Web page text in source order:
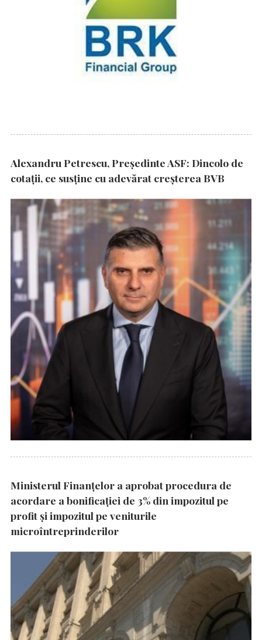
Alexandru Petrescu, Președinte ASF: Dincolo de
cotații, ce susține cu adevărat creșterea BVB
Ministerul Finanțelor a aprobat procedura de
acordare a bonificației de 3% din impozitul pe
profit și impozitul pe veniturile
microîntreprinderilor